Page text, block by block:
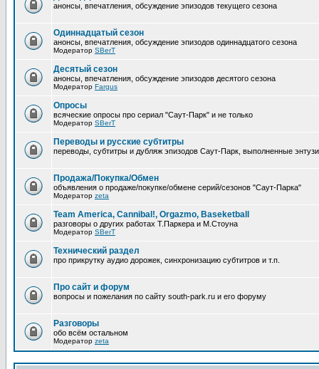
анонсы, впечатления, обсуждение эпизодов текущего сезона
Одиннадцатый сезон
анонсы, впечатления, обсуждение эпизодов одиннадцатого сезона
Модератор SBerT
Десятый сезон
анонсы, впечатления, обсуждение эпизодов десятого сезона
Модератор Fargus
Опросы
всяческие опросы про сериал "Саут-Парк" и не только
Модератор SBerT
Переводы и русские субтитры
переводы, субтитры и дубляж эпизодов Саут-Парк, выполненные
Продажа/Покупка/Обмен
объявления о продаже/покупке/обмене серий/сезонов "Саут-Парка"
Модератор zeta
Team America, Cannibal!, Orgazmo, Baseketball
разговоры о других работах Т.Паркера и М.Стоуна
Модератор SBerT
Технический раздел
про прикрутку аудио дорожек, синхронизацию субтитров и т.п.
Про сайт и форум
вопросы и пожелания по сайту south-park.ru и его форуму
Pазговоры
обо всём остальном
Модератор zeta